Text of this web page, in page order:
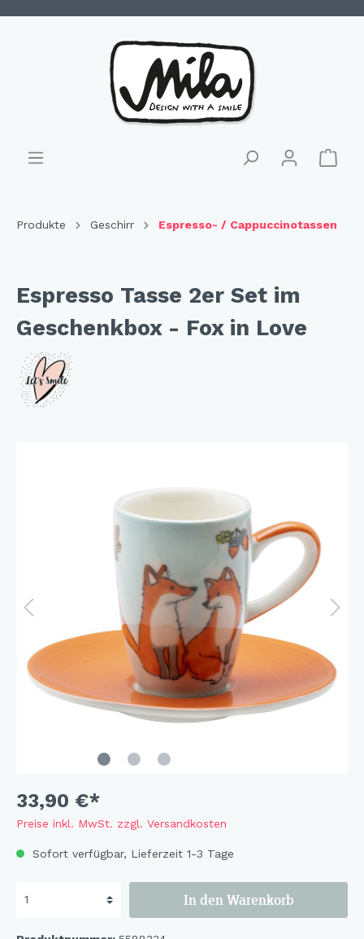
Produkte Geschirr Espresso- / Cappuccinotassen
Espresso Tasse 2er Set im
Geschenkbox - Fox in Love
33,90 €*
Preise inkl. MwSt. zzgl. Versandkosten
Sofort verfügbar, Lieferzeit 1-3 Tage
In den Warenkorb